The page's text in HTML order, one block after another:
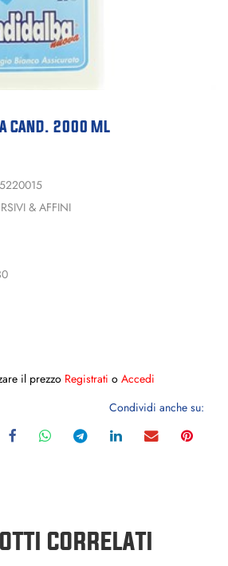
CAND. 2000 ML
& AFFINI
il prezzo Registrati o Accedi
Condividi anche su:
CORRELATI